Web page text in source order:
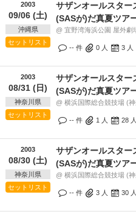
2003
09/06 (土)
沖縄県
セットリスト
サザンオールスタ
(SASが)だ真夏ツア
ニバル出るバニーか
@ 宜野湾海浜公園 屋外劇
-- 件 0 人 3 人
2003
08/31 (日)
神奈川県
セットリスト
サザンオールスタ
(SASが)だ真夏ツア
ニバル出るバニーか
@ 横浜国際総合競技場 (
-- 件 1 人 28 人
2003
08/30 (土)
神奈川県
セットリスト
サザンオールスタ
(SASが)だ真夏ツア
ニバル出るバニーか
@ 横浜国際総合競技場 (
-- 件 3 人 30 人